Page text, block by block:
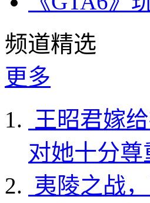
频道精选
更多
王昭君嫁
对她十分尊
夷陵之战